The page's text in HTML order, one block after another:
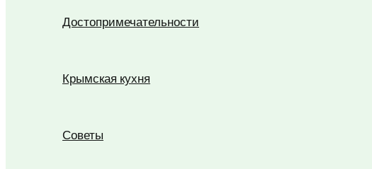
Достопримечательности
Крымская кухня
Советы